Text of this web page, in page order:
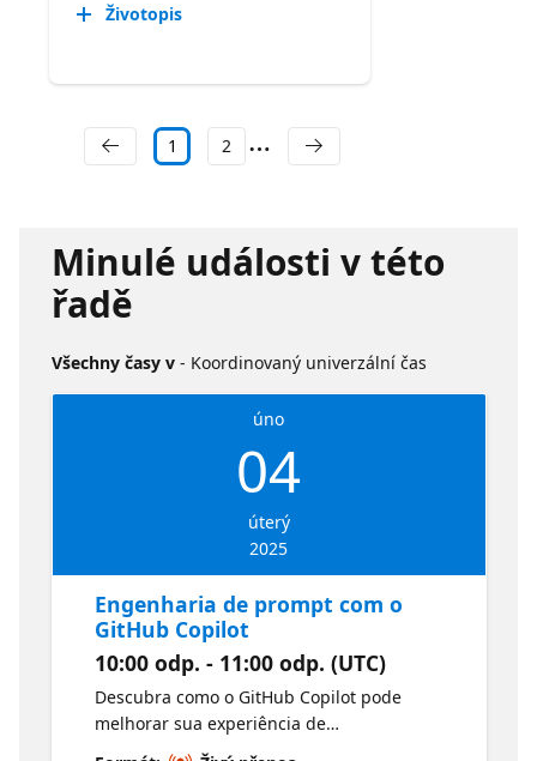
Životopis
1 2
Minulé události v této
řadě
Všechny časy v - Koordinovaný univerzální čas
úno
04
úterý
2025
Engenharia de prompt com o
GitHub Copilot
10:00 odp. - 11:00 odp. (UTC)
Descubra como o GitHub Copilot pode
melhorar sua experiência de
desenvolvimento! Nesta aula, você